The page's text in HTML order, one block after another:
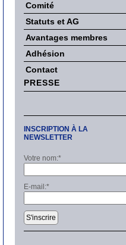
Comité
Statuts et AG
Avantages membres
Adhésion
Contact
PRESSE
INSCRIPTION À LA
NEWSLETTER
Votre nom:*
E-mail:*
S'inscrire